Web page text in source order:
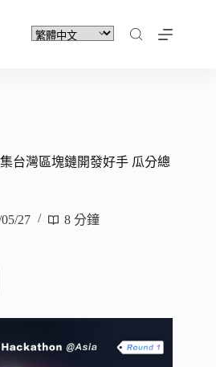
台灣區塊鏈開發好手 瓜分總
27 8 分鐘